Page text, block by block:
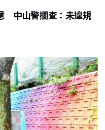
中山警攔查：未違規